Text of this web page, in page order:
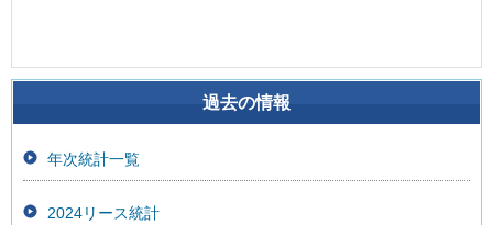
過去の情報
年次統計一覧
2024リース統計